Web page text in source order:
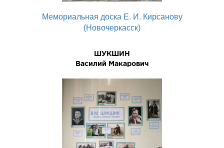
Мемориальная доска Е. И. Кирсанову
(Новочеркасск)
ШУКШИН
Василий Макарович